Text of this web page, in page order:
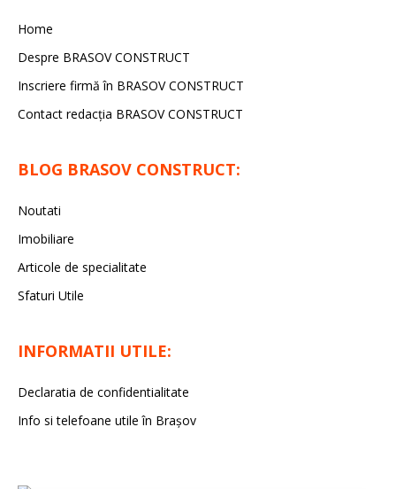
Home
Despre BRASOV CONSTRUCT
Inscriere firmă în BRASOV CONSTRUCT
Contact redacţia BRASOV CONSTRUCT
BLOG BRASOV CONSTRUCT:
Noutati
Imobiliare
Articole de specialitate
Sfaturi Utile
INFORMATII UTILE:
Declaratia de confidentialitate
Info si telefoane utile în Braşov